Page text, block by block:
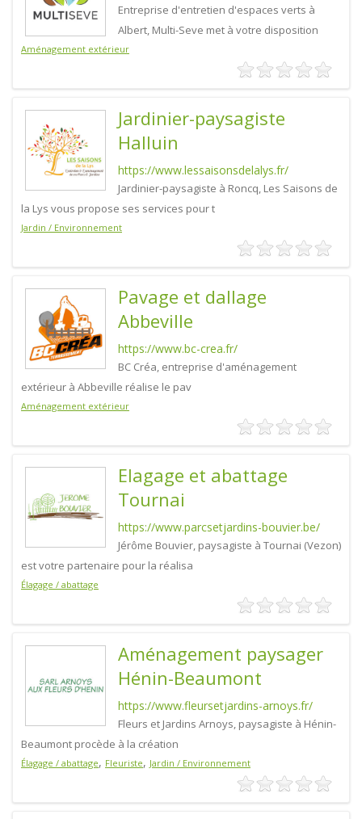
Entreprise d'entretien d'espaces verts à
Albert, Multi-Seve met à votre disposition
Aménagement extérieur
Jardinier-paysagiste
Halluin
https://www.lessaisonsdelalys.fr/
Jardinier-paysagiste à Roncq, Les Saisons de
la Lys vous propose ses services pour t
Jardin / Environnement
Pavage et dallage
Abbeville
https://www.bc-crea.fr/
BC Créa, entreprise d'aménagement
extérieur à Abbeville réalise le pav
Aménagement extérieur
Elagage et abattage
Tournai
https://www.parcsetjardins-bouvier.be/
Jérôme Bouvier, paysagiste à Tournai (Vezon)
est votre partenaire pour la réalisa
Élagage / abattage
Aménagement paysager
Hénin-Beaumont
https://www.fleursetjardins-arnoys.fr/
Fleurs et Jardins Arnoys, paysagiste à Hénin-
Beaumont procède à la création
Élagage / abattage, Fleuriste, Jardin / Environnement